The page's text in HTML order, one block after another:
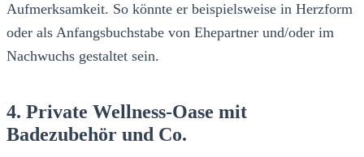
Aufmerksamkeit. So könnte er beispielsweise in Herzform
oder als Anfangsbuchstabe von Ehepartner und/oder im
Nachwuchs gestaltet sein.
4. Private Wellness-Oase mit
Badezubehör und Co.